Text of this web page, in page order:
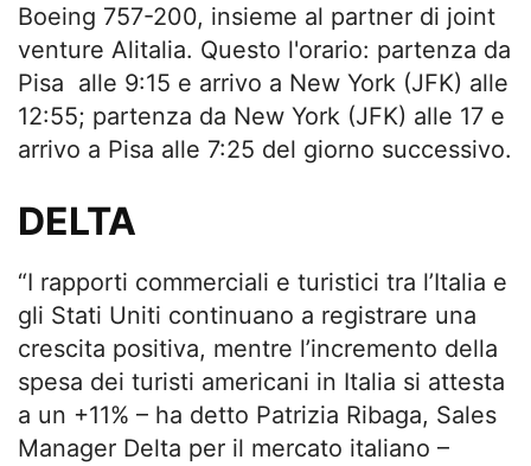
Boeing 757-200, insieme al partner di joint
venture Alitalia. Questo l'orario: partenza da
Pisa alle 9:15 e arrivo a New York (JFK) alle
12:55; partenza da New York (JFK) alle 17 e
arrivo a Pisa alle 7:25 del giorno successivo.
DELTA
“I rapporti commerciali e turistici tra l’Italia e
gli Stati Uniti continuano a registrare una
crescita positiva, mentre l’incremento della
spesa dei turisti americani in Italia si attesta
a un +11% – ha detto Patrizia Ribaga, Sales
Manager Delta per il mercato italiano –